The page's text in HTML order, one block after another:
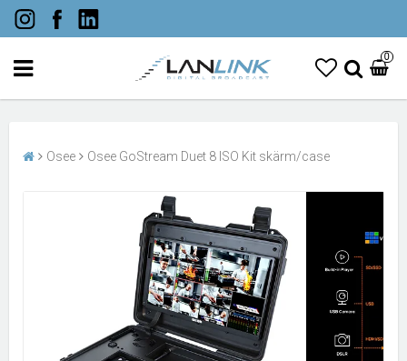
0
Osee Osee GoStream Duet 8 ISO Kit skärm/case